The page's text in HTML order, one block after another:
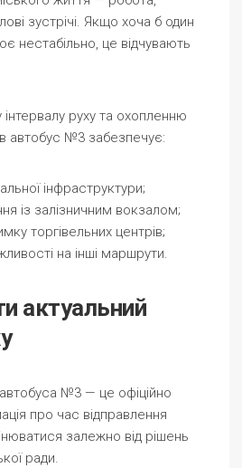
зустрічі. Якщо хоча б один
нестабільно, це відчувають
руху та охопленню
автобус №3 забезпечує:
інфраструктури;
із залізничним вокзалом;
торгівельних центрів;
на інші маршрути.
актуальний
№3 — це офіційно
про час відправлення
залежно від рішень
ради.